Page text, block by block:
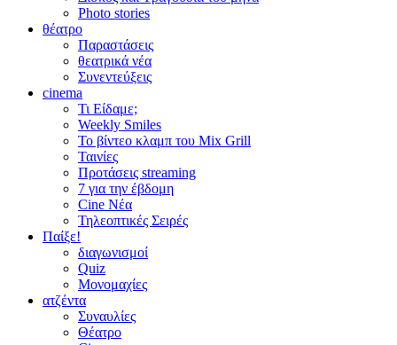
Photo stories
θέατρο
Παραστάσεις
θεατρικά νέα
Συνεντεύξεις
cinema
Τι Είδαμε;
Weekly Smiles
Το βίντεο κλαμπ του Mix Grill
Ταινίες
Προτάσεις streaming
7 για την έβδομη
Cine Νέα
Τηλεοπτικές Σειρές
Παίξε!
διαγωνισμοί
Quiz
Μονομαχίες
ατζέντα
Συναυλίες
Θέατρο